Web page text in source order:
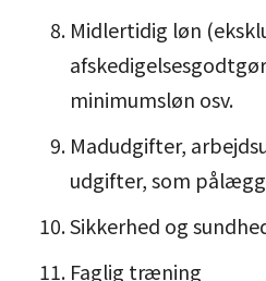
Midlertidig løn
minimumsløn osv.
Madudgifter,
udgifter, som
Sikkerhed og
Faglig træning